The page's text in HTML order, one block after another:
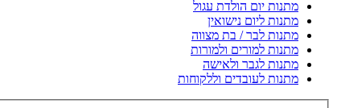
מתנות יום הולדת עגול
מתנות ליום נישואין
מתנות לבר / בת מצווה
מתנות למורים ולמורות
מתנות לגבר ולאישה
מתנות לעובדים וללקוחות